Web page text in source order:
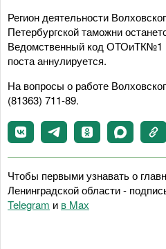
Регион деятельности
Петербургской таможни
Ведомственный код ОТОиТК№1
поста аннулируется.
На вопросы о работе
(81363) 711-89.
Чтобы первыми узнавать о
Ленинградской области -
Telegram и в Maх